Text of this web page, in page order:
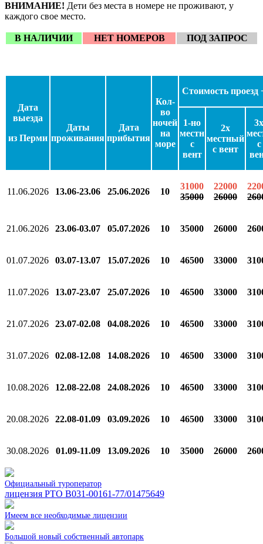
ВНИМАНИЕ! Дети без места в номере не проживают, у
каждого свое место.
В НАЛИЧИИ НЕТ НОМЕРОВ ПОД ЗАПРОС
Дата
выезда
из Перми
Даты
проживания
Дата
прибытия
Кол-
во
ночей
на
море
Стоимость проезд
1-но
местн
с
вент
2х
местный
с вент
3х
с
11.06.2026 13.06-23.06 25.06.2026 10
31000
35000
22000
26000
21.06.2026 23.06-03.07 05.07.2026 10 35000 26000
01.07.2026 03.07-13.07 15.07.2026 10 46500 33000
11.07.2026 13.07-23.07 25.07.2026 10 46500 33000
21.07.2026 23.07-02.08 04.08.2026 10 46500 33000
31.07.2026 02.08-12.08 14.08.2026 10 46500 33000
10.08.2026 12.08-22.08 24.08.2026 10 46500 33000
20.08.2026 22.08-01.09 03.09.2026 10 46500 33000
30.08.2026 01.09-11.09 13.09.2026 10 35000 26000
Официальный туроператор
лицензия РТО В031-00161-77/01475649
Имеем все необходимые лицензии
Большой новый собственный автопарк